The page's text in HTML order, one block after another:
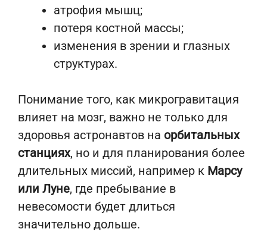
атрофия мышц;
потеря костной массы;
изменения в зрении и глазных
структурах.
Понимание того, как микрогравитация
влияет на мозг, важно не только для
здоровья астронавтов на орбитальных
станциях, но и для планирования более
длительных миссий, например к Марсу
или Луне, где пребывание в
невесомости будет длиться
значительно дольше.